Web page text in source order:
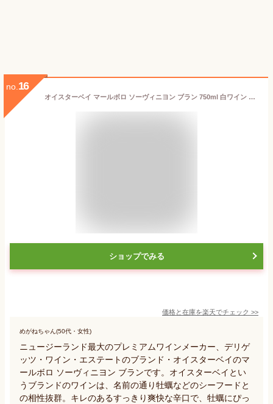
no. 16
オイスターベイ マールボロ ソーヴィニヨン ブラン 750ml 白ワイン Oyster Bay Marlborough Sauvignon Blanc
ショップでみる
価格と在庫を楽天でチェック >>
めがねちゃん(50代・女性)
ニュージーランド最大のプレミアムワインメーカー、デリゲ
ッツ・ワイン・エステートのブランド・オイスターベイのマ
ールボロ ソーヴィニヨン ブランです。オイスターベイとい
うブランドのワインは、名前の通り牡蠣などのシーフードと
の相性抜群。キレのあるすっきり爽快な辛口で、牡蠣にぴっ